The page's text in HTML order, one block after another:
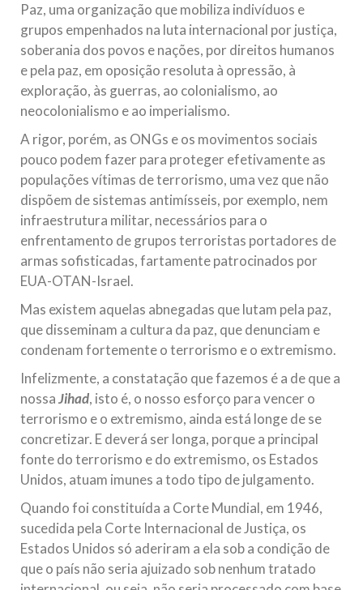
Paz, uma organização que mobiliza indivíduos e
grupos empenhados na luta internacional por justiça,
soberania dos povos e nações, por direitos humanos
e pela paz, em oposição resoluta à opressão, à
exploração, às guerras, ao colonialismo, ao
neocolonialismo e ao imperialismo.
A rigor, porém, as ONGs e os movimentos sociais
pouco podem fazer para proteger efetivamente as
populações vítimas de terrorismo, uma vez que não
dispõem de sistemas antimísseis, por exemplo, nem
infraestrutura militar, necessários para o
enfrentamento de grupos terroristas portadores de
armas sofisticadas, fartamente patrocinados por
EUA-OTAN-Israel.
Mas existem aquelas abnegadas que lutam pela paz,
que disseminam a cultura da paz, que denunciam e
condenam fortemente o terrorismo e o extremismo.
Infelizmente, a constatação que fazemos é a de que a
nossaJihad, isto é, o nosso esforço para vencer o
terrorismo e o extremismo, ainda está longe de se
concretizar. E deverá ser longa, porque a principal
fonte do terrorismo e do extremismo, os Estados
Unidos, atuam imunes a todo tipo de julgamento.
Quando foi constituída a Corte Mundial, em 1946,
sucedida pela Corte Internacional de Justiça, os
Estados Unidos só aderiram a ela sob a condição de
que o país não seria ajuizado sob nenhum tratado